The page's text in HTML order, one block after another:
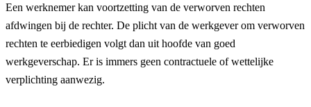
Een werknemer kan voortzetting van de verworven rechten
afdwingen bij de rechter. De plicht van de werkgever om verworven
rechten te eerbiedigen volgt dan uit hoofde van goed
werkgeverschap. Er is immers geen contractuele of wettelijke
verplichting aanwezig.